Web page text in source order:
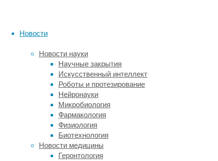
Новости
Новости науки
Научные закрытия
Искусственный интеллект
Роботы и протезирование
Нейронауки
Микробиология
Фармакология
Физиология
Биотехнология
Новости медицины
Геронтология
гораздо
сложные
психоэмоциональные
категории,
которые
значительной
мере
зависят
от
социального